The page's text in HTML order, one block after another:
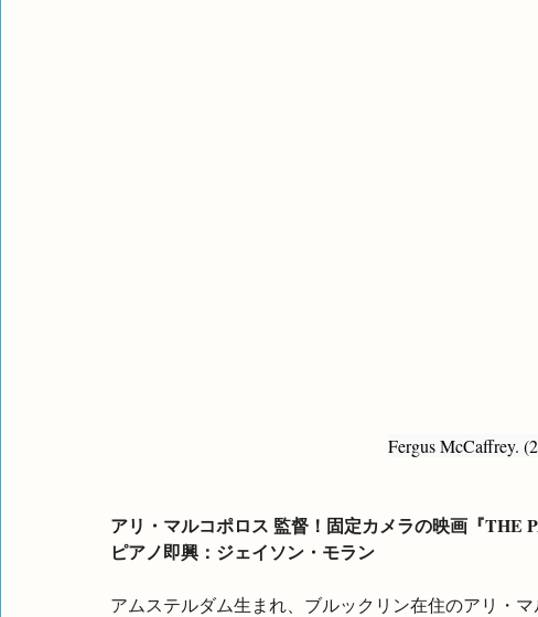
Fergus McCaffrey.
アリ・マルコポロス 監督！固定カメラの映画『THE
ピアノ即興：ジェイソン・モラン
アムステルダム生まれ、ブルックリン在住のアリ・マ